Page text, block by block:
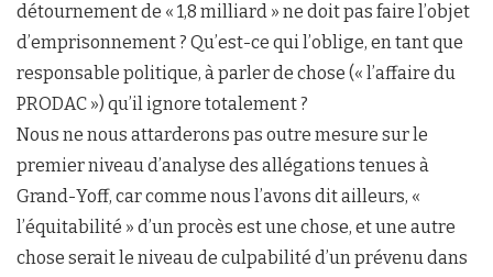
détournement de « 1,8 milliard » ne doit pas faire l’objet
d’emprisonnement ? Qu’est-ce qui l’oblige, en tant que
responsable politique, à parler de chose (« l’affaire du
PRODAC ») qu’il ignore totalement ?
Nous ne nous attarderons pas outre mesure sur le
premier niveau d’analyse des allégations tenues à
Grand-Yoff, car comme nous l’avons dit ailleurs, «
l’équitabilité » d’un procès est une chose, et une autre
chose serait le niveau de culpabilité d’un prévenu dans